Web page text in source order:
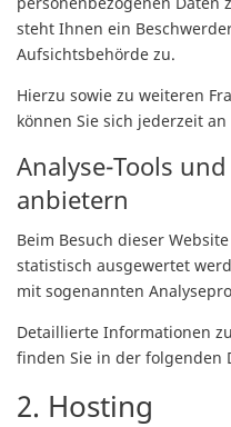
steht Ihnen ein
Aufsichtsbehörde zu.
Hierzu sowie zu weiteren
können Sie sich jederzeit
Analyse-Tools
anbietern
Beim Besuch dieser
statistisch ausgewertet
mit sogenannten
Detaillierte Informationen
finden Sie in der folgenden
2. Hosting